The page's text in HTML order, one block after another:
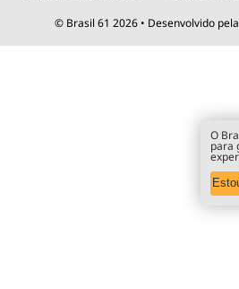
© Brasil 61 2026 • Desenvolvido pela
O
para